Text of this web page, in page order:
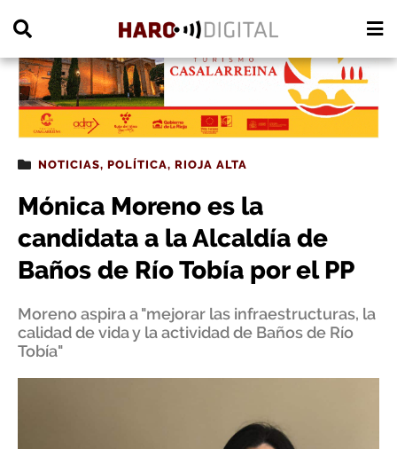
NOTICIAS, POLÍTICA, RIOJA ALTA
Mónica Moreno es la
candidata a la Alcaldía de
Baños de Río Tobía por el PP
Moreno aspira a "mejorar las infraestructuras, la
calidad de vida y la actividad de Baños de Río
Tobía"